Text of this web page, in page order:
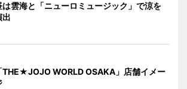
は雲海と「ニューロミュージック」で涼を
出
THE★JOJO WORLD OSAKA」店舗イメー